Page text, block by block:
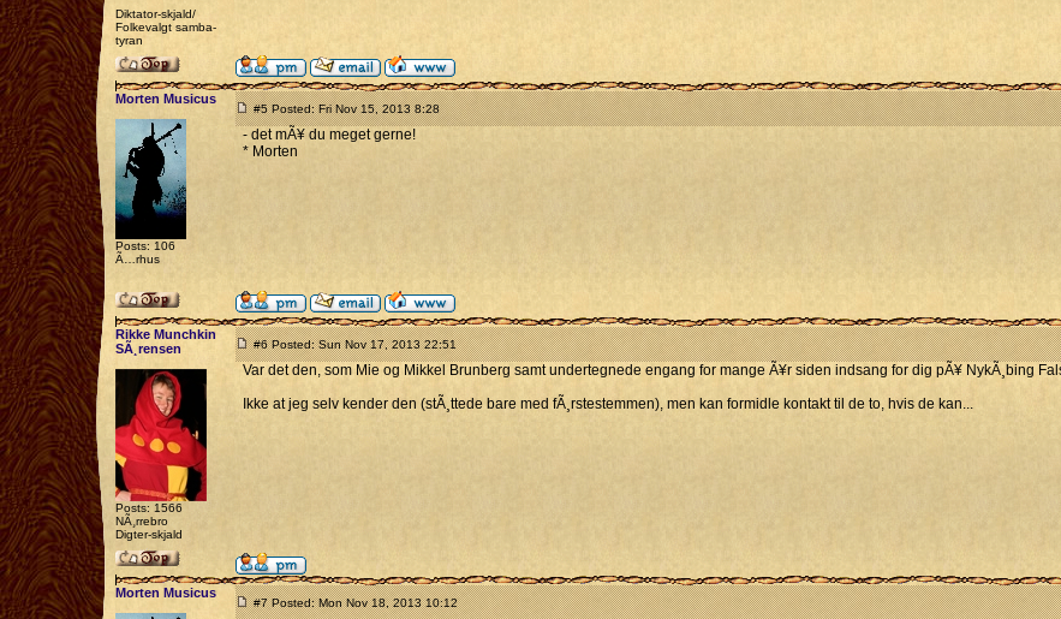
Diktator-skjald/
Folkevalgt samba-
tyran
Morten Musicus
Posts: 106
Ã…rhus
#5 Posted: Fri Nov 15, 2013 8:28
- det mÃ¥ du meget gerne!
* Morten
Rikke Munchkin
SÃ¸rensen
Posts: 1566
NÃ¸rrebro
Digter-skjald
#6 Posted: Sun Nov 17, 2013 22:51
Var det den, som Mie og Mikkel Brunberg samt undertegnede engang for mange Ã¥r siden indsang for dig pÃ¥ NykÃ¸bing
Ikke at jeg selv kender den (stÃ¸ttede bare med fÃ¸rstestemmen), men kan formidle kontakt til de to, hvis de kan...
Morten Musicus
#7 Posted: Mon Nov 18, 2013 10:12